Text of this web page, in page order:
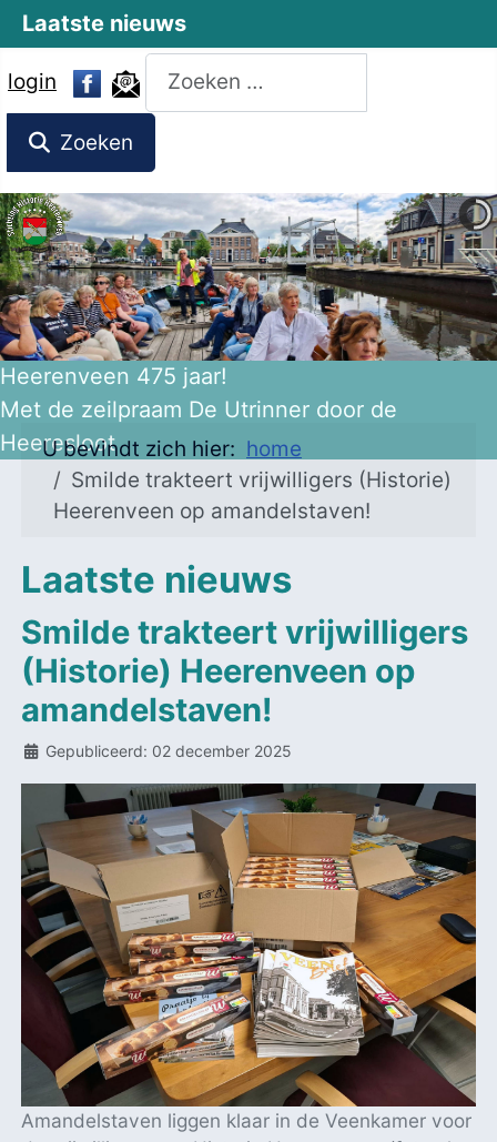
login
Zoeken
Zoeken
Heerenveen 475 jaar!
Met de zeilpraam De Utrinner door de
Heeresloot
U bevindt zich hier: home
Smilde trakteert vrijwilligers (Historie)
Heerenveen op amandelstaven!
Laatste nieuws
Smilde trakteert vrijwilligers
(Historie) Heerenveen op
amandelstaven!
Details
Gepubliceerd: 02 december 2025
Amandelstaven liggen klaar in de Veenkamer voor
Laatste nieuws